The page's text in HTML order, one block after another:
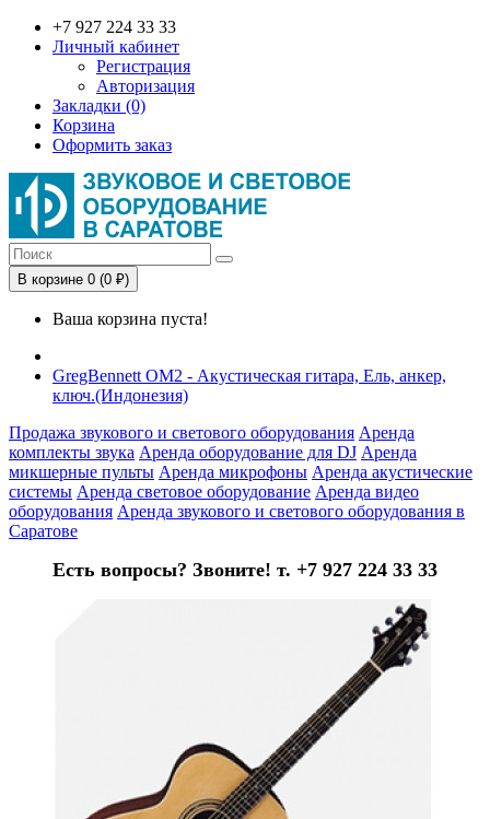
+7 927 224 33 33
Личный кабинет
Регистрация
Авторизация
Закладки (0)
Корзина
Оформить заказ
В корзине 0 (0 ₽)
Ваша корзина пуста!
GregBennett OM2 - Акустическая гитара, Ель, анкер,
ключ.(Индонезия)
Продажа звукового и светового оборудования Аренда
комплекты звука Аренда оборудование для DJ Аренда
микшерные пульты Аренда микрофоны Аренда акустические
системы Аренда световое оборудование Аренда видео
оборудования Аренда звукового и светового оборудования в
Саратове
Есть вопросы? Звоните! т. +7 927 224 33 33